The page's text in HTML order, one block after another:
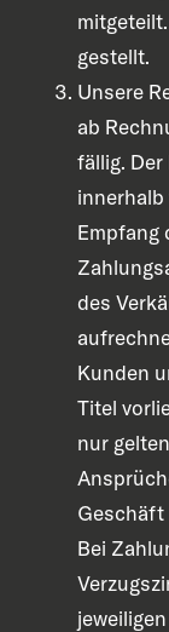
gestellt.
Unsere
ab
fällig.
innerhalb
Empfang
des
Kunden
Titel
nur
Geschäft
Bei